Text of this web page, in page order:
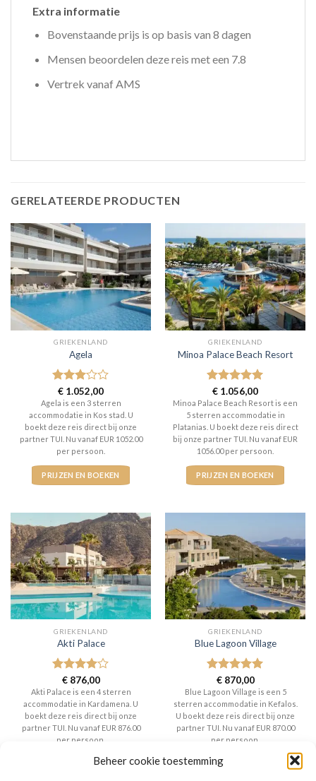
Beheer cookie toestemming
Extra informatie
Bovenstaande prijs is op basis van 8 dagen
Mensen beoordelen deze reis met een 7.8
Vertrek vanaf AMS
GERELATEERDE PRODUCTEN
GRIEKENLAND
Agela
Gewaardeerd
3uit 5
€ 1.052,00
Agela is een 3 sterren
accommodatie in Kos stad. U
boekt deze reis direct bij onze
partner TUI. Nu vanaf EUR 1052.00
per persoon.
PRIJZEN EN BOEKEN
GRIEKENLAND
Minoa Palace Beach Resort
Gewaardeerd
5uit 5
€ 1.056,00
Minoa Palace Beach Resort is een
5 sterren accommodatie in
Platanias. U boekt deze reis direct
bij onze partner TUI. Nu vanaf EUR
1056.00 per persoon.
PRIJZEN EN BOEKEN
GRIEKENLAND
Akti Palace
Gewaardeerd
4uit 5
€876,00
Akti Palace is een 4 sterren
accommodatie in Kardamena. U
boekt deze reis direct bij onze
partner TUI. Nu vanaf EUR 876.00
per persoon.
PRIJZEN EN BOEKEN
GRIEKENLAND
Blue Lagoon Village
Gewaardeerd
5uit 5
€870,00
Blue Lagoon Village is een 5
sterren accommodatie in Kefalos.
U boekt deze reis direct bij onze
partner TUI. Nu vanaf EUR 870.00
per persoon.
PRIJZEN EN BOEKEN